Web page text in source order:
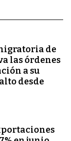
de
las órdenes
a su
desde